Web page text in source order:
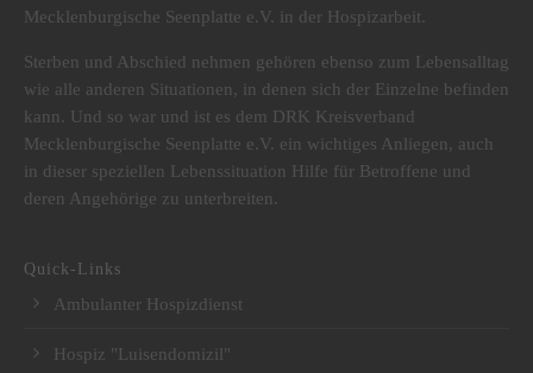
Mecklenburgische Seenplatte e.V. in der Hospizarbeit.
Sterben und Abschied nehmen gehören ebenso zum Lebensalltag
wie alle anderen Situationen, in denen sich der Einzelne befinden
kann. Und so war und ist es dem DRK Kreisverband
Mecklenburgische Seenplatte e.V. ein wichtiges Anliegen, auch
in dieser speziellen Lebenssituation Hilfe für Betroffene und
deren Angehörige zu unterbreiten.
Quick-Links
Ambulanter Hospizdienst
Hospiz "Luisendomizil"